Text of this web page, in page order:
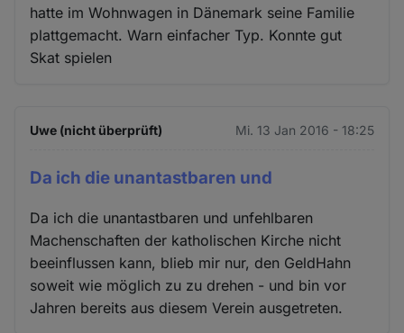
hatte im Wohnwagen in Dänemark seine Familie
plattgemacht. Warn einfacher Typ. Konnte gut
Skat spielen
Uwe (nicht überprüft) Mi. 13 Jan 2016 - 18:25
Da ich die unantastbaren und
Da ich die unantastbaren und unfehlbaren
Machenschaften der katholischen Kirche nicht
beeinflussen kann, blieb mir nur, den GeldHahn
soweit wie möglich zu zu drehen - und bin vor
Jahren bereits aus diesem Verein ausgetreten.